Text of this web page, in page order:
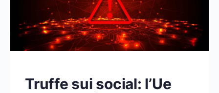
Truffe sui social: l’Ue